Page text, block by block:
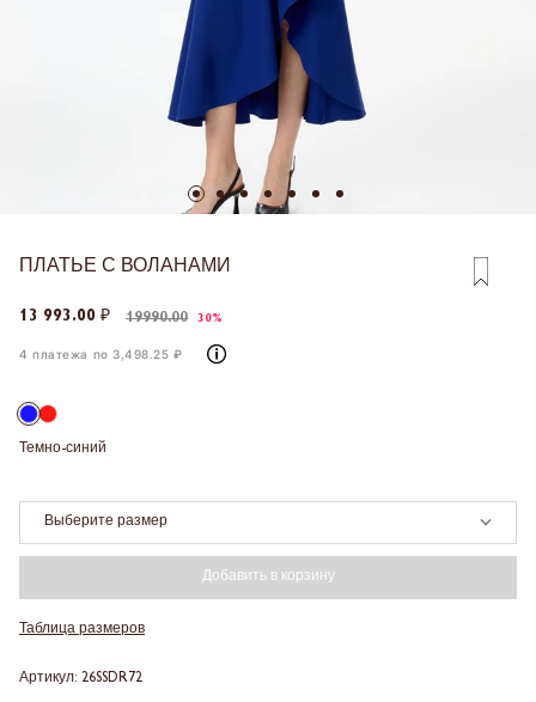
ПЛАТЬЕ С ВОЛАНАМИ
13 993.00 ₽ 19990.00 30%
4 платежа по 3,498.25 ₽
Темно-синий
Выберите размер
Добавить в корзину
Таблица размеров
Артикул: 26SSDR72